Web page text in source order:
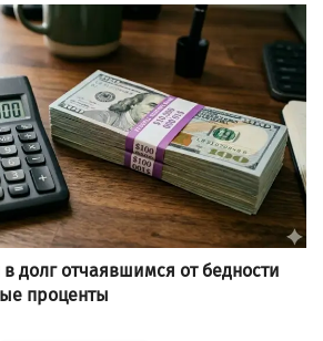
в долг отчаявшимся от бедности
проценты